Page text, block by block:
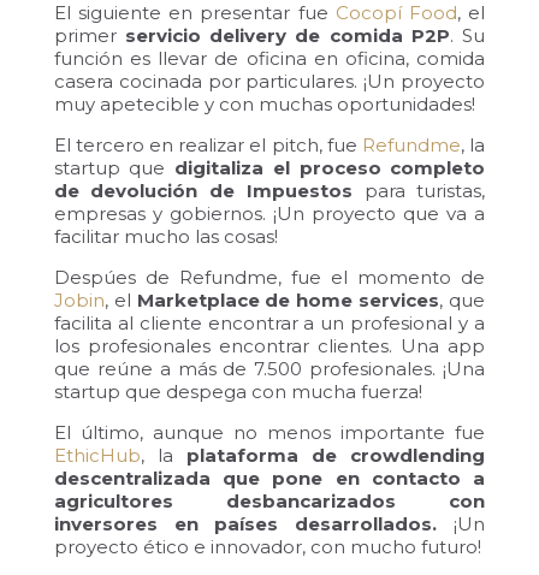
El siguiente en presentar fue Cocopí Food, el
primer servicio delivery de comida P2P. Su
función es llevar de oficina en oficina, comida
casera cocinada por particulares. ¡Un proyecto
muy apetecible y con muchas oportunidades!
El tercero en realizar el pitch, fue Refundme, la
startup que digitaliza el proceso completo
de devolución de Impuestos para turistas,
empresas y gobiernos. ¡Un proyecto que va a
facilitar mucho las cosas!
Despúes de Refundme, fue el momento de
Jobin, el Marketplace de home services, que
facilita al cliente encontrar a un profesional y a
los profesionales encontrar clientes. Una app
que reúne a más de 7.500 profesionales. ¡Una
startup que despega con mucha fuerza!
El último, aunque no menos importante fue
EthicHub, la plataforma de crowdlending
descentralizada que pone en contacto a
agricultores desbancarizados con
inversores en países desarrollados. ¡Un
proyecto ético e innovador, con mucho futuro!